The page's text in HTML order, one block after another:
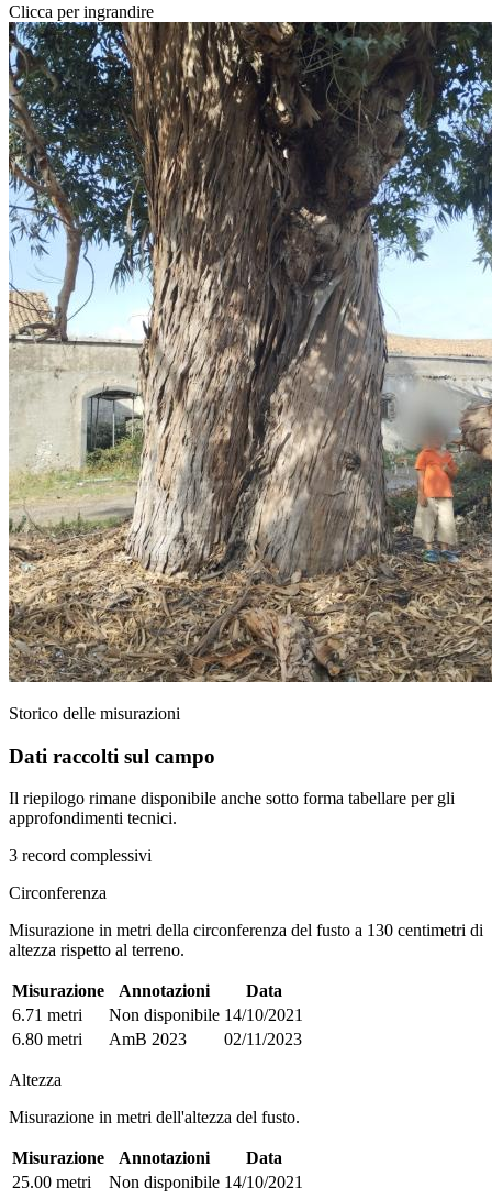
Clicca per ingrandire
Storico delle misurazioni
Dati raccolti sul campo
Il riepilogo rimane disponibile anche sotto forma tabellare per gli
approfondimenti tecnici.
3 record complessivi
Circonferenza
Misurazione in metri della circonferenza del fusto a 130 centimetri di
altezza rispetto al terreno.
Misurazione Annotazioni
Data
6.71 metri
Non disponibile 14/10/2021
6.80 metri
AmB 2023 02/11/2023
Altezza
Misurazione in metri dell'altezza del fusto.
Misurazione Annotazioni
Data
25.00 metri
Non disponibile 14/10/2021